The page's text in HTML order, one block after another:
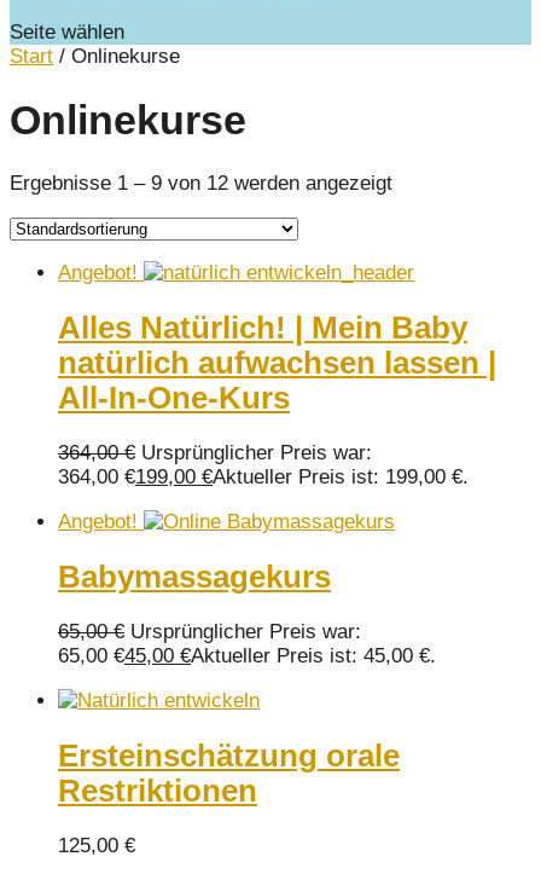
Seite wählen
Start / Onlinekurse
Onlinekurse
Ergebnisse 1 – 9 von 12 werden angezeigt
Angebot!
Alles Natürlich! | Mein Baby
natürlich aufwachsen lassen |
All-In-One-Kurs
364,00€ Ursprünglicher Preis war:
364,00 €199,00 €Aktueller Preis ist: 199,00 €.
Angebot!
Babymassagekurs
65,00€ Ursprünglicher Preis war:
65,00 €45,00 €Aktueller Preis ist: 45,00 €.
Ersteinschätzung orale
Restriktionen
125,00 €